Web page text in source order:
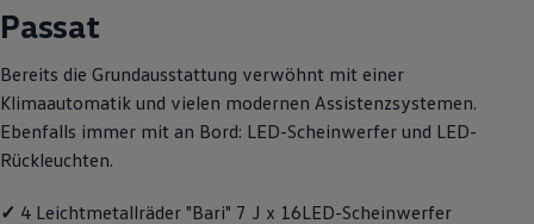
Volkswagen Teile
Zubehör
Modellspezifisches Zubehör
Schutz und Pflege
Individualisieren
Passat
Bereits die Grundausstattung verwöhnt mit einer
Klimaautomatik und vielen modernen Assistenzsystemen.
Ebenfalls immer mit an Bord: LED-Scheinwerfer und LED-
Rückleuchten.
✓ 4 Leichtmetallräder "Bari" 7 J x 16LED-Scheinwerfer